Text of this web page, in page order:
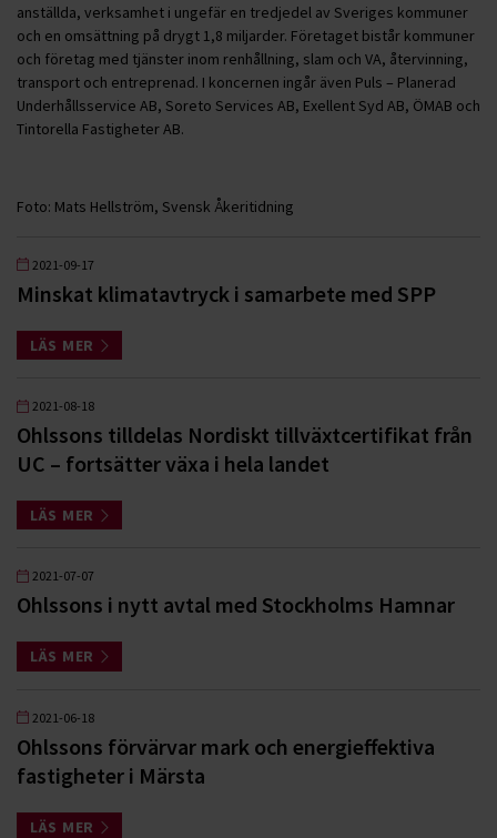
anställda, verksamhet i ungefär en tredjedel av Sveriges kommuner
och en omsättning på drygt 1,8 miljarder. Företaget bistår kommuner
och företag med tjänster inom renhållning, slam och VA, återvinning,
transport och entreprenad. I koncernen ingår även Puls – Planerad
Underhållsservice AB, Soreto Services AB, Exellent Syd AB, ÖMAB och
Tintorella Fastigheter AB.
Foto: Mats Hellström, Svensk Åkeritidning
2021-09-17
Minskat klimatavtryck i samarbete med SPP
LÄS MER
2021-08-18
Ohlssons tilldelas Nordiskt tillväxtcertifikat från
UC – fortsätter växa i hela landet
LÄS MER
2021-07-07
Ohlssons i nytt avtal med Stockholms Hamnar
LÄS MER
2021-06-18
Ohlssons förvärvar mark och energieffektiva
fastigheter i Märsta
LÄS MER